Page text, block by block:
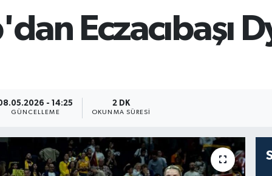
Eczacıbaşı
- 14:25
GÜNCELLEME
2 DK
OKUNMA SÜRESI